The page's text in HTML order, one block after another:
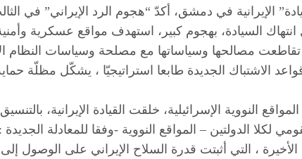
الإيرانية في دمشق، أكدّ “هجوم الرد الإيراني” في
انتهاك السيادة، بهجوم كبير، استهدف مواقع عسكرية
تقاطعت مصالحها وسياساتها مع مصلحة وسياسات النظام
الاشتباك الجديدة طابعا استراتيجيّا ، يشكّل مظلّة
النووية الإسرائيلية، خلقت القيادة الإيرانية،
لكلا الدولتين – المواقع النووية -وفقا للمعادلة الجديدة :
الأخيرة ، التي أثبتت قدرة السلاح الإيراني على الوصول